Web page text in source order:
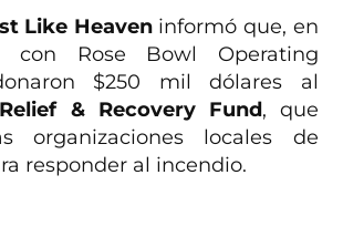
Like Heaveninformó que, en
con Rose Bowl Operating
$250 mil dólares al
& Recovery Fund, que
organizaciones locales de
responder al incendio.